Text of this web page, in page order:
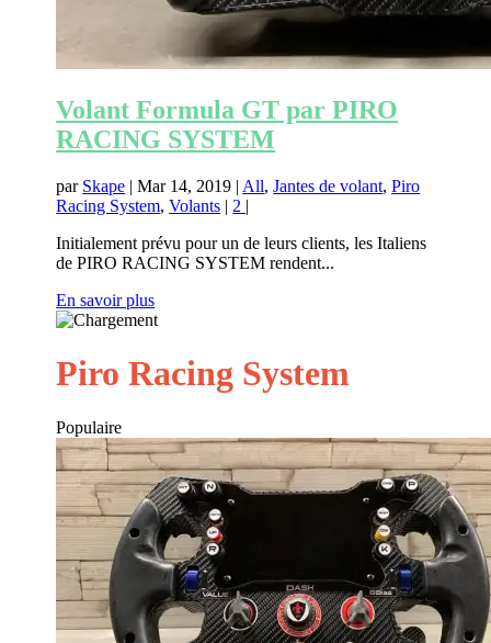
Volant Formula GT par PIRO
RACING SYSTEM
par Skape |Mar 14, 2019 | All,Jantes de volant,Piro
Racing System,Volants | 2 |
Initialement prévu pour un de leurs clients, les Italiens
de PIRO RACING SYSTEM rendent...
En savoir plus
Piro Racing System
Populaire